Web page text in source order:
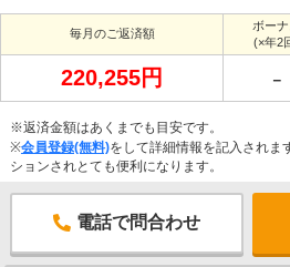
毎月のご返済額
ボーナ
(×年2
220,255円 －
※返済金額はあくまでも目安です。
※会員登録(無料)をして詳細情報を記入されま
ションされとても便利になります。
電話で問合わせ